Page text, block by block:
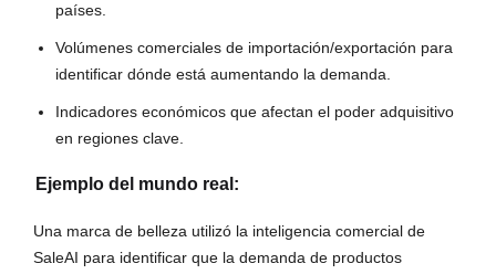
países.
Volúmenes comerciales de importación/exportación para
identificar dónde está aumentando la demanda.
Indicadores económicos que afectan el poder adquisitivo
en regiones clave.
Ejemplo del mundo real:
Una marca de belleza utilizó la inteligencia comercial de
SaleAI para identificar que la demanda de productos